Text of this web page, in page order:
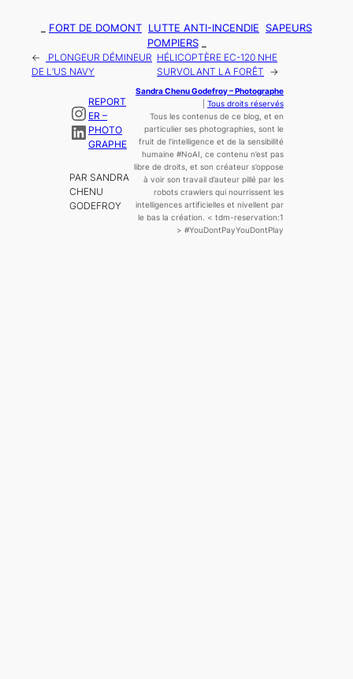
FORT DE DOMONT LUTTE ANTI-INCENDIE SAPEURS
POMPIERS_
←
PLONGEUR DÉMINEUR
DE L’US NAVY
HÉLICOPTÈRE EC-120 NHE
SURVOLANT LA FORÊT →
Instagram
LinkedIn
REPORT
ER –
PHOTO
GRAPHE
PAR SANDRA
CHENU
GODEFROY
Sandra Chenu Godefroy – Photographe
Tous droits réservés
Tous les contenus de ce blog, et en
particulier ses photographies, sont le
fruit de l’intelligenceet de la sensibilité
humaine#NoAI, ce contenu n’est pas
libre de droits, et son créateur s’oppose
à voir son travail d’auteur pillé par les
robots crawlers qui nourrissent les
intelligences artificielles et nivellent par
le bas la création. < tdm-reservation:1
> #YouDontPayYouDontPlay